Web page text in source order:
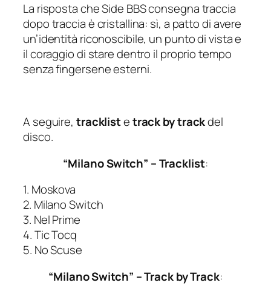
La risposta che Side BBS consegna traccia
dopo traccia è cristallina: sì, a patto di avere
un’identità riconoscibile, un punto di vista e
il coraggio di stare dentro il proprio tempo
senza fingersene esterni.
A seguire, tracklistetrack by trackdel
disco.
“Milano Switch” – Tracklist:
1. Moskova
2. Milano Switch
3. Nel Prime
4. Tic Tocq
5. No Scuse
“Milano Switch” – Track by Track: